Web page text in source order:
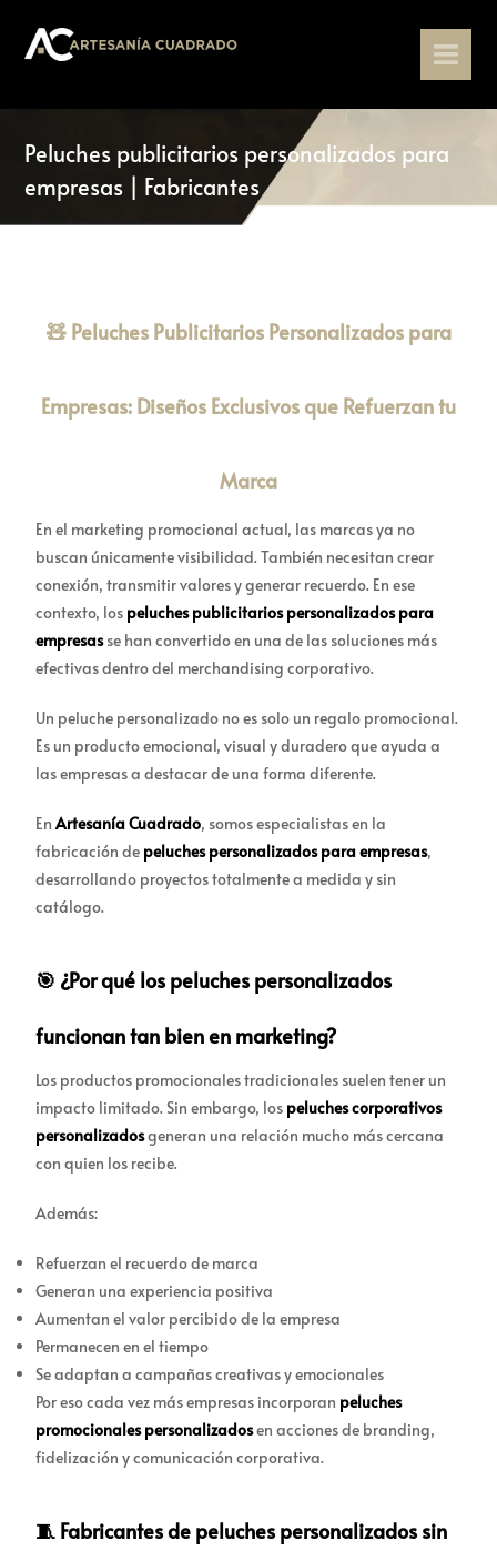
Peluches publicitarios personalizados para
empresas | Fabricantes
🧸 Peluches Publicitarios Personalizados para
Empresas: Diseños Exclusivos que Refuerzan tu
Marca
En el marketing promocional actual, las marcas ya no
buscan únicamente visibilidad. También necesitan crear
conexión, transmitir valores y generar recuerdo. En ese
contexto, los peluches publicitarios personalizados para
empresasse han convertido en una de las soluciones más
efectivas dentro del merchandising corporativo.
Un peluche personalizado no es solo un regalo promocional.
Es un producto emocional, visual y duradero que ayuda a
las empresas a destacar de una forma diferente.
EnArtesanía Cuadrado, somos especialistas en la
fabricación de peluches personalizados para empresas,
desarrollando proyectos totalmente a medida y sin
catálogo.
🎯 ¿Por qué los peluches personalizados
funcionan tan bien en marketing?
Los productos promocionales tradicionales suelen tener un
impacto limitado. Sin embargo, los peluches corporativos
personalizadosgeneran una relación mucho más cercana
con quien los recibe.
Además:
Refuerzan el recuerdo de marca
Generan una experiencia positiva
Aumentan el valor percibido de la empresa
Permanecen en el tiempo
Se adaptan a campañas creativas y emocionales
Por eso cada vez más empresas incorporan peluches
promocionales personalizadosen acciones de branding,
fidelización y comunicación corporativa.
🧵 Fabricantes de peluches personalizados sin